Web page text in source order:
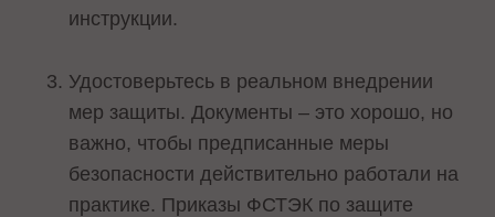
инструкции.
Удостоверьтесь в реальном внедрении
мер защиты. Документы – это хорошо, но
важно, чтобы предписанные меры
безопасности действительно работали на
практике. Приказы ФСТЭК по защите